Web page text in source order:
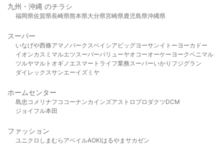
九州・沖縄 のチラシ
福岡県佐賀県長崎県熊本県大分県宮崎県鹿児島県沖縄県
スーパー
いなげや西條アマノパークスベイシア ビッグヨーサンイトーヨーカドー
イオンカスミ マルエツスーパーバリューヤオコーオーケー ヨークベニマル
ツルヤマルト オギノ エスマート ライフ業務スーパーいかり フジグラン
ダイレックスサンエーイズミヤ
ホームセンター
島忠 コメリ ナフコ コーナンカインズアストロプロダクツDCM
ジョイフル本田
ファッション
ユニクロ しまむら アベイルAOKIはるやま サカゼン